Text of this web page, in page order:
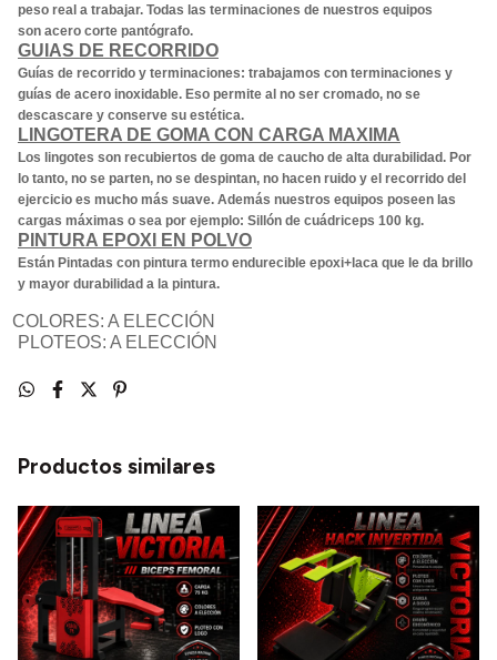
peso real a trabajar. Todas las terminaciones de nuestros equipos
son acero corte pantógrafo.
GUIAS DE RECORRIDO
Guías de recorrido y terminaciones: trabajamos con terminaciones y
guías de acero inoxidable. Eso permite al no ser cromado, no se
descascare y conserve su estética.
LINGOTERA DE GOMA CON CARGA MAXIMA
Los lingotes son recubiertos de goma de caucho de alta durabilidad. Por
lo tanto, no se parten, no se despintan, no hacen ruido y el recorrido del
ejercicio es mucho más suave. Además nuestros equipos poseen las
cargas máximas o sea por ejemplo: Sillón de cuádriceps 100 kg.
PINTURA EPOXI EN POLVO
Están Pintadas con pintura termo endurecible epoxi+laca que le da brillo
y mayor durabilidad a la pintura.
COLORES: A ELECCI ÓN
PLOTEOS: A ELECCI ÓN
Productos similares